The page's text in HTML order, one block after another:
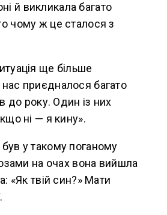
й викликала багато
чому ж це сталося з
ще більше
приєдналося багато
до року. Один із них
ні — я кину».
у такому поганому
на очах вона вийшла
«Як твій син?» Мати